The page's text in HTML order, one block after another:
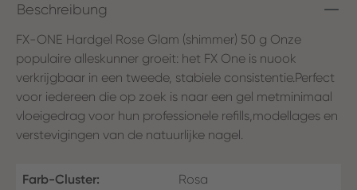
Beschreibung
FX-ONE Hardgel Rose Glam (shimmer) 50 g Onze
populaire alleskunner groeit: het FX One is nuook
verkrijgbaar in een tweede, stabiele consistentie.Perfect
voor iedereen die op zoek is naar een gel metminimaal
vloeigedrag voor hun professionele refills,modellages en
verstevigingen van de natuurlijke nagel.
Farb-Cluster: Rosa